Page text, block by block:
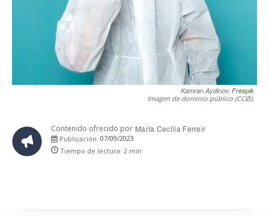
Kamran Aydinov, Freepik
Imagen de dominio público (CCØ).
Contenido ofrecido por María Cecilia Ferreir
Publicación: 07/09/2023
Tiempo de lectura: 2 min.